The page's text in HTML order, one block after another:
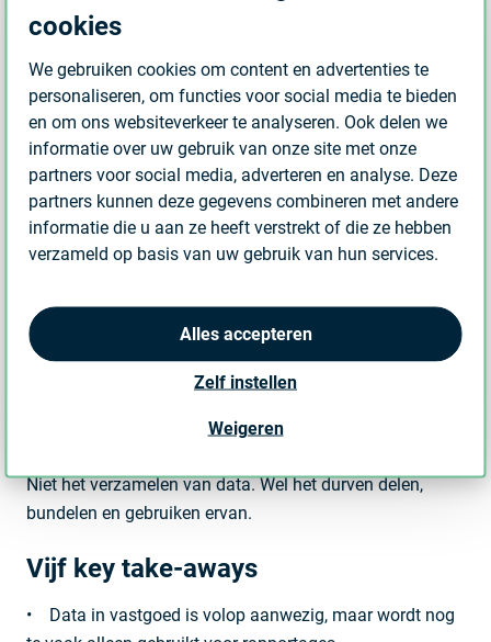
cookies
We gebruiken cookies om content en advertenties te
personaliseren, om functies voor social media te bieden
en om ons websiteverkeer te analyseren. Ook delen we
informatie over uw gebruik van onze site met onze
partners voor social media, adverteren en analyse. Deze
partners kunnen deze gegevens combineren met andere
informatie die u aan ze heeft verstrekt of die ze hebben
verzameld op basis van uw gebruik van hun services.
Alles accepteren
Zelf instellen
Weigeren
• sneller te reageren op afwijkingen
• onderhoud beter te plannen
• prestaties continu te optimaliseren
Daarmee verschuift property management van een
uitvoerende rol naar een meer strategische positie,
waarin gestuurd wordt op waarde, duurzaamheid en
gebruikerservaring.
Van inzicht naar impact
De stap naar datagedreven vastgoed vraagt dus niet
manier van samenwerken, sturen en denken.
Niet het verzamelen van data. Wel het durven delen,
bundelen en gebruiken ervan.
Vijf key take-aways
• Data in vastgoed is volop aanwezig, maar wordt nog